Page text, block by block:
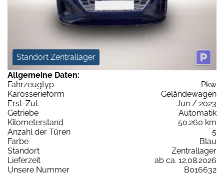
Standort Zentrallager
Allgemeine Daten:
Fahrzeugtyp
Pkw
Karosserieform
Geländewagen
Erst-Zul.
Jun / 2023
Getriebe
Automatik
Kilometerstand
50.260 km
Anzahl der Türen
5
Farbe
Blau
Standort
Zentrallager
Lieferzeit
ab ca. 12.08.2026
Unsere Nummer
B016632